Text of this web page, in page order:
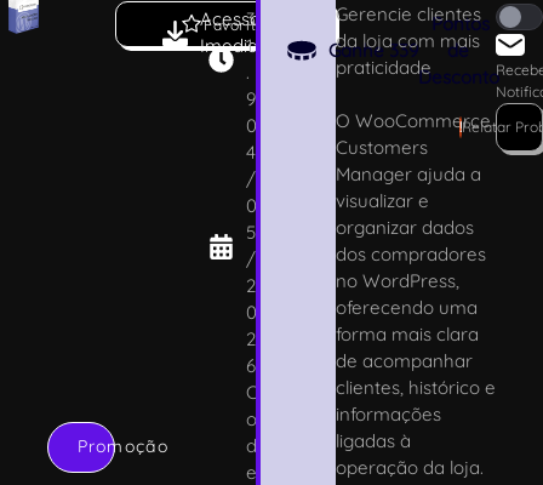
Promoção
Favoritar
Acesso
Imediato
3
1
.
9
0
4
/
0
5
/
2
0
2
6
C
o
d
e
Ganhe339
Pontos
de
Desconto
Gerencie clientes
da loja com mais
praticidade
O WooCommerce
Customers
Manager ajuda a
visualizar e
organizar dados
dos compradores
no WordPress,
oferecendo uma
forma mais clara
de acompanhar
clientes, histórico e
informações
ligadas à
operação da loja.
!Relatar